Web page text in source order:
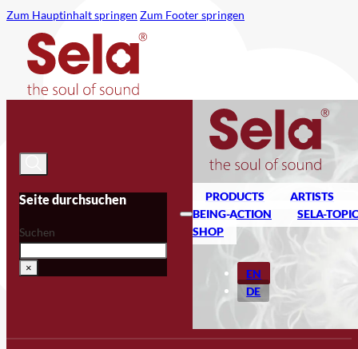
Zum Hauptinhalt springen Zum Footer springen
Seite durchsuchen
Suchen
×
PRODUCTS
ARTISTS
BEING-ACTION
SELA-
SHOP
EN
DE